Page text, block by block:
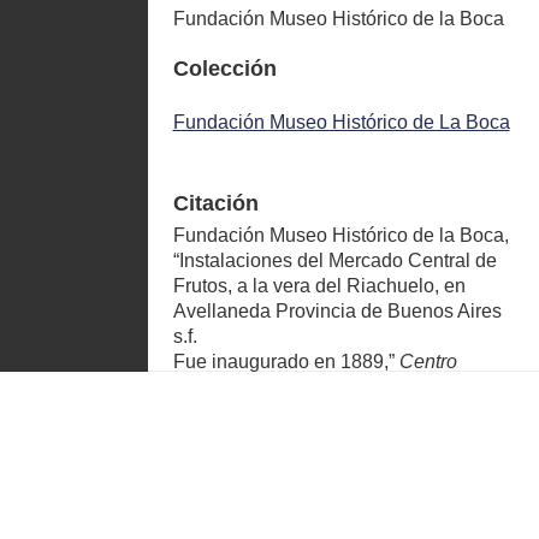
Fundación Museo Histórico de la Boca
Colección
Fundación Museo Histórico de La Boca
Citación
Fundación Museo Histórico de la Boca,
“Instalaciones del Mercado Central de
Frutos, a la vera del Riachuelo, en
Avellaneda Provincia de Buenos Aires
s.f.
Fue inaugurado en 1889,” Centro